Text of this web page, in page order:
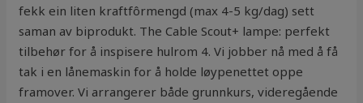
fekk ein liten kraftfôrmengd (max 4-5 kg/dag) sett
saman av biprodukt. The Cable Scout+ lampe: perfekt
tilbehør for å inspisere hulrom 4. Vi jobber nå med å få
tak i en lånemaskin for å holde løypenettet oppe
framover. Vi arrangerer både grunnkurs, videregående